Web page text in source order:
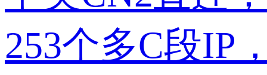
253个多C段IP